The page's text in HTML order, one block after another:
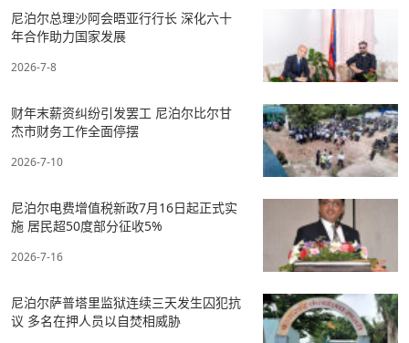
尼泊尔总理沙阿会晤亚行行长 深化六十
年合作助力国家发展
2026-7-8
财年末薪资纠纷引发罢工 尼泊尔比尔甘
杰市财务工作全面停摆
2026-7-10
尼泊尔电费增值税新政7月16日起正式实
施 居民超50度部分征收5%
2026-7-16
尼泊尔萨普塔里监狱连续三天发生囚犯抗
议 多名在押人员以自焚相威胁